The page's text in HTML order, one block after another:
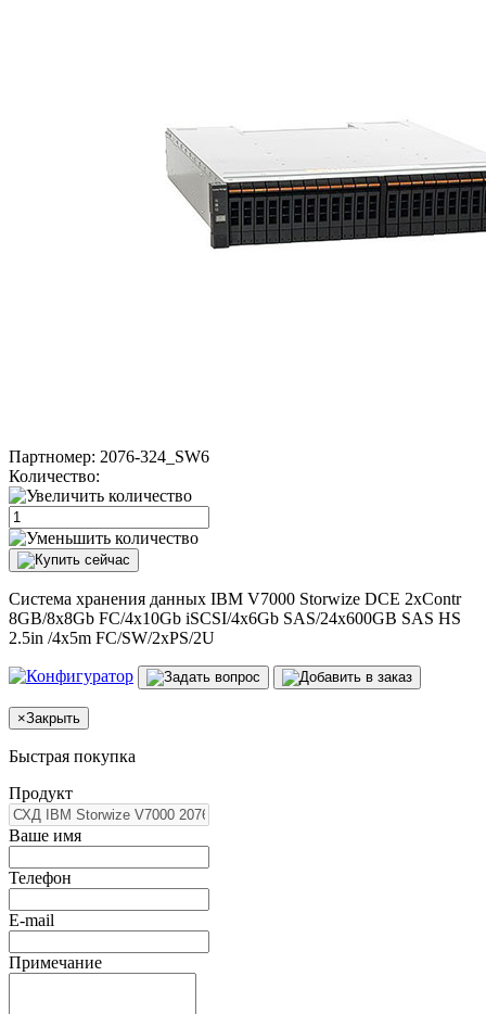
Партномер: 2076-324_SW6
Количество:
Система хранения данных IBM V7000 Storwize DCE 2xContr
8GB/8x8Gb FC/4x10Gb iSCSI/4x6Gb SAS/24x600GB SAS HS
2.5in /4x5m FC/SW/2xPS/2U
×Закрыть
Быстрая покупка
Продукт
Ваше имя
Телефон
E-mail
Примечание